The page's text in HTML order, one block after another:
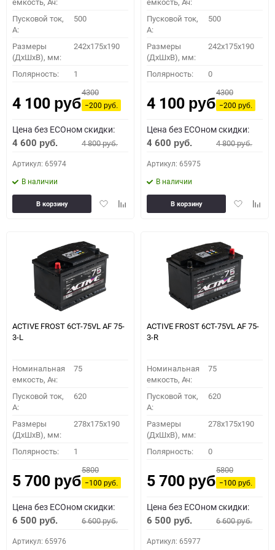
Пусковой ток,
A:
500
Размеры
(ДхШхВ), мм:
242x175x190
Полярность: 1
4 100 руб.
4300
−200руб.
Цена без ECOном скидки:
4 600 руб. 4 800руб.
Артикул: 65974
В наличии
ДобавитьДобавить
В корзину
Пусковой ток,
A:
500
Размеры
(ДхШхВ), мм:
242x175x190
Полярность: 0
4 100 руб.
4300
−200руб.
Цена без ECOном скидки:
4 600 руб. 4 800руб.
Артикул: 65975
В наличии
Добавить
В корзину
ACTIVE FROST 6СТ-75VL АF 75-
3-L
Номинальная
емкость, Ач:
75
Пусковой ток,
A:
620
Размеры
(ДхШхВ), мм:
278x175x190
Полярность: 1
5 700 руб.
5800
−100руб.
Цена без ECOном скидки:
6 500 руб. 6 600руб.
Артикул: 65976
ACTIVE FROST 6СТ-75VL АF 75-
3-R
Номинальная
емкость, Ач:
75
Пусковой ток,
A:
620
Размеры
(ДхШхВ), мм:
278x175x190
Полярность: 0
5 700 руб.
5800
−100руб.
Цена без ECOном скидки:
6 500 руб. 6 600руб.
Артикул: 65977